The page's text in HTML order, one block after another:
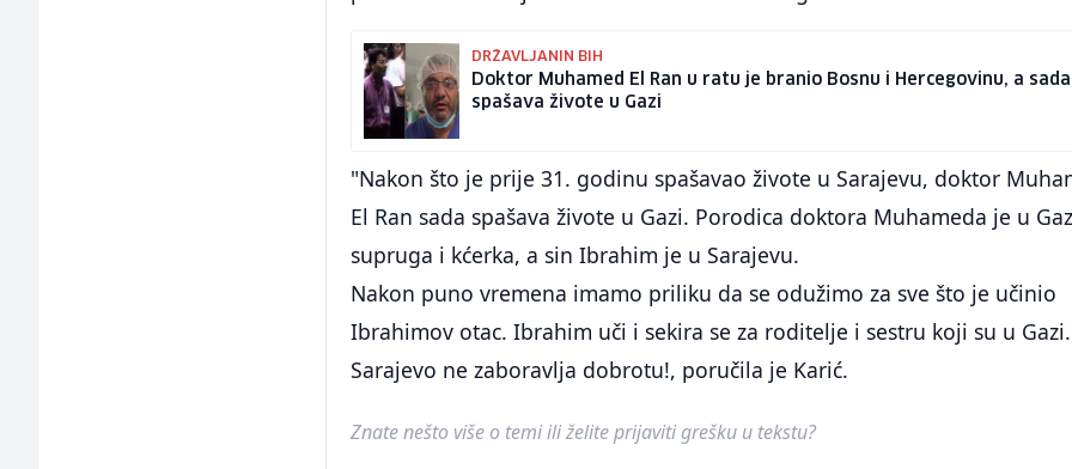
DRŽAVLJANIN BIH
Doktor Muhamed El Ran u ratu je branio Bosnu i Hercegovinu, a sada
spašava živote u Gazi
"Nakon što je prije 31. godinu spašavao živote u Sarajevu, doktor
El Ran sada spašava živote u Gazi. Porodica doktora Muhameda je u
supruga i kćerka, a sin Ibrahim je u Sarajevu.
Nakon puno vremena imamo priliku da se odužimo za sve što je učinio
Ibrahimov otac. Ibrahim uči i sekira se za roditelje i sestru koji su u Gazi.
Sarajevo ne zaboravlja dobrotu!, poručila je Karić.
Znate nešto više o temi ili želite prijaviti grešku u tekstu?